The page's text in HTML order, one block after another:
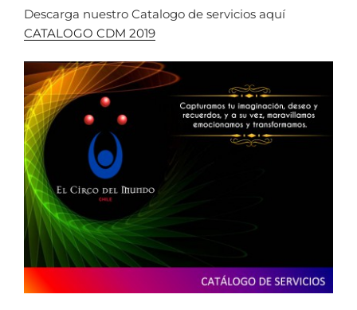
Descarga nuestro Catalogo de servicios aquí
CATALOGO CDM 2019